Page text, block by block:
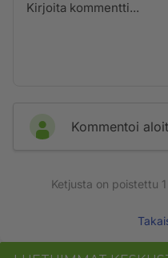
Kommentoi
Ketjusta on poistettu 1